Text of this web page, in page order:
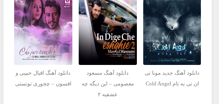
دانلود آهنگ جدید مونا تی
ان تی به نام Cold Angel
دانلود آهنگ مسعود
معصومی – این دیگه چه
عشقیه ۲
دانلود آهنگ اقبال حبیبی و
افسون – چجوری تونستی